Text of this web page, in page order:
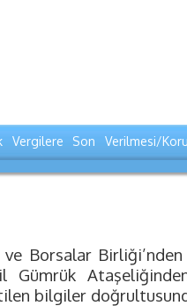
Son Verilmesi/
Borsalar Birliği’nden
Gümrük
bilgiler